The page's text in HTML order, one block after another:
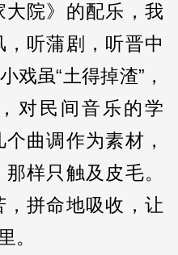
院》的配乐，我
听蒲剧，听晋中
戏虽“土得掉渣”，
对民间音乐的学
曲调作为素材，
样只触及皮毛。
拼命地吸收，让
。